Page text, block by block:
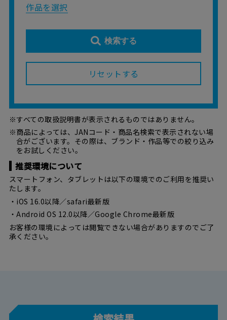
作品を選択
リセットする
検索する
※すべての取扱説明書が表示されるものではありません。
※商品によっては、JANコード・商品名検索で表示されない場
合がございます。その際は、ブランド・作品等での絞り込み
をお試しください。
推奨環境について
スマートフォン、タブレットは以下の環境でのご利用を推奨い
たします。
・iOS 16.0以降／safari最新版
・Android OS 12.0以降／Google Chrome最新版
お客様の環境によっては閲覧できない場合がありますのでご了
承ください。